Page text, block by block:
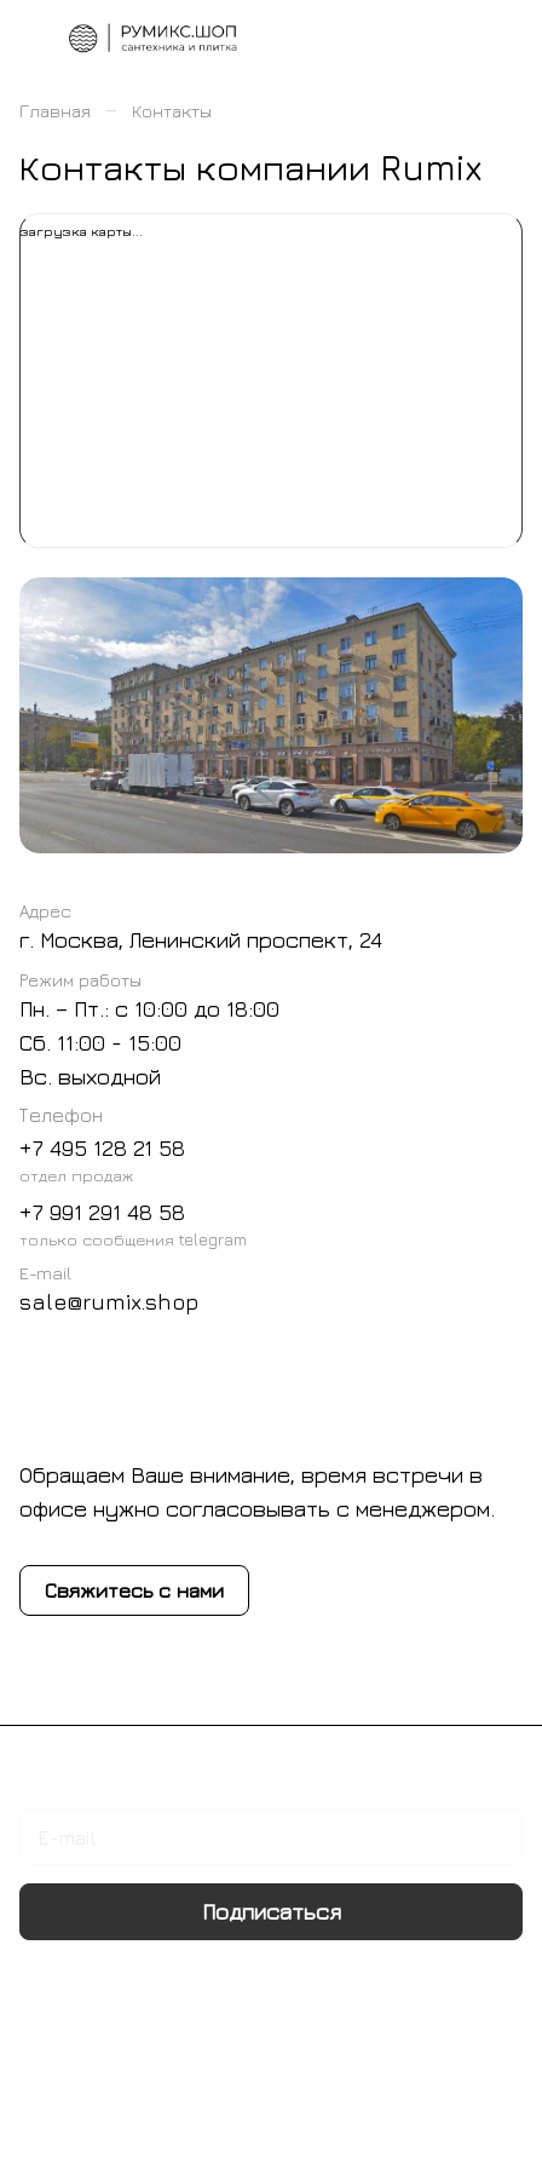
Главная – Контакты
Контакты компании Rumix
Адрес
г. Москва, Ленинский проспект, 24
Режим работы
Пн. – Пт.: с 10:00 до 18:00
Сб. 11:00 - 15:00
Вс. выходной
Телефон
+7 495 128 21 58
отдел продаж
+7 991 291 48 58
только сообщения telegram
E-mail
sale@rumix.shop
Обращаем Ваше внимание, время встречи в
офисе нужно согласовывать с менеджером.
Свяжитесь с нами
загрузка карты...
Подписаться